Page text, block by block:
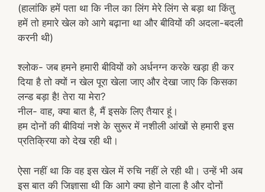
(हालांकि हमें पता था कि नील का लिंग मेरे लिंग से बड़ा था किंतु
हमें तो हमारे खेल को आगे बढ़ाना था और बीवियों की अदला-बदली
करनी थी)
श्लोक- जब हमने हमारी बीवियों को अर्धनग्न करके खड़ा ही कर
दिया है तो क्यों न खेल पूरा खेला जाए और देखा जाए कि किसका
लन्ड बड़ा है! तेरा या मेरा?
नील- वाह, क्या बात है, मैं इसके लिए तैयार हूं।
हम दोनों की बीवियां नशे के सुरूर में नशीली आंखों से हमारी इस
प्रतिक्रिया को देख रही थी।
ऐसा नहीं था कि वह इस खेल में रुचि नहीं ले रही थी। उन्हें भी अब
इस बात की जिज्ञासा थी कि आगे क्या होने वाला है और दोनों